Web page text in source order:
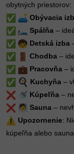
obytných priestorov:
Obývacia
Spálňa –
Detská izba
Chodba –
Pracovňa –
Kuchyňa –
Kúpeľňa –
Sauna –
Upozornenie:
kúpeľňa alebo sauna.